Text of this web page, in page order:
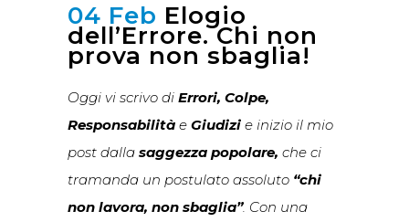
04 Feb Elogio
dell’Errore. Chi non
prova non sbaglia!
Oggi vi scrivo di Errori, Colpe,
Responsabilità e Giudizi e inizio il mio
post dalla saggezza popolare, che ci
tramanda un postulato assoluto “chi
non lavora, non sbaglia”. Con una